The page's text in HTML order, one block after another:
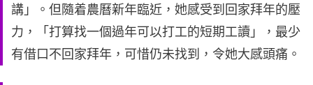
講」。但隨着農曆新年臨近，她感受到回家拜年的壓
力，「打算找一個過年可以打工的短期工讀」，最少
有借口不回家拜年，可惜仍未找到，令她大感頭痛。